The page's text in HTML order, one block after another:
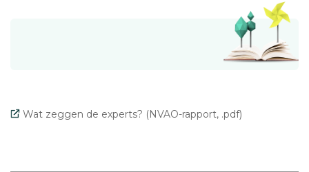
Wat zeggen de experts? (NVAO-rapport, .pdf)